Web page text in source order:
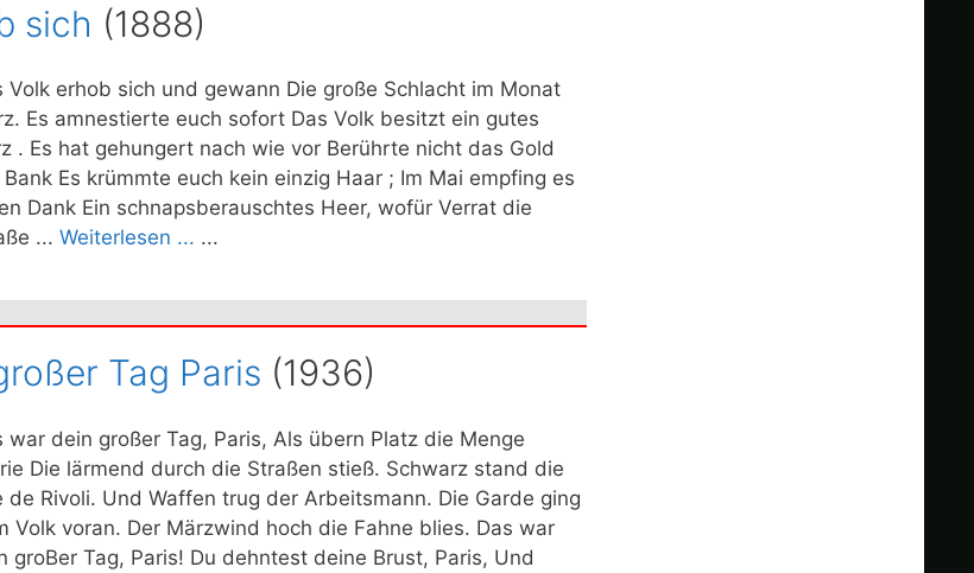
sich (1888)
Volk erhob sich und gewann Die große Schlacht im Monat
Es amnestierte euch sofort Das Volk besitzt ein gutes
. Es hat gehungert nach wie vor Berührte nicht das Gold
Bank Es krümmte euch kein einzig Haar ; Im Mai empfing es
Dank Ein schnapsberauschtes Heer, wofür Verrat die
... Weiterlesen ... ...
Tag Paris (1936)
war dein großer Tag, Paris, Als übern Platz die Menge
Die lärmend durch die Straßen stieß. Schwarz stand die
de Rivoli. Und Waffen trug der Arbeitsmann. Die Garde ging
Volk voran. Der Märzwind hoch die Fahne blies. Das war
groBer Tag, Paris! Du dehntest deine Brust, Paris, Und